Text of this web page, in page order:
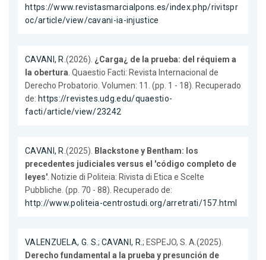
https://www.revistasmarcialpons.es/index.php/rivitspr
oc/article/view/cavani-ia-injustice
CAVANI, R.(2026). ¿Carga¿ de la prueba: del réquiem a
la obertura. Quaestio Facti: Revista Internacional de
Derecho Probatorio. Volumen: 11. (pp. 1 - 18). Recuperado
de: https://revistes.udg.edu/quaestio-
facti/article/view/23242
CAVANI, R.(2025). Blackstone y Bentham: los
precedentes judiciales versus el 'código completo de
leyes'. Notizie di Politeia: Rivista di Etica e Scelte
Pubbliche. (pp. 70 - 88). Recuperado de:
http://www.politeia-centrostudi.org/arretrati/157.html
VALENZUELA, G. S.;CAVANI, R.; ESPEJO, S. A.(2025).
Derecho fundamental a la prueba y presunción de